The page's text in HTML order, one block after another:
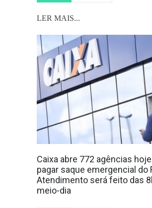
LER MAIS...
Caixa abre 772 agências
pagar saque emergencial do
Atendimento será feito das
meio-dia